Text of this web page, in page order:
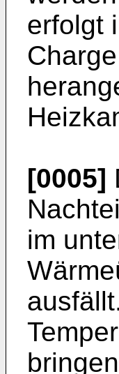
erfolgt
[0005]
im